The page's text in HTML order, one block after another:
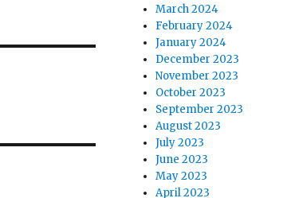
March 2024
February 2024
January 2024
December 2023
November 2023
October 2023
September 2023
August 2023
July 2023
June 2023
May 2023
April 2023